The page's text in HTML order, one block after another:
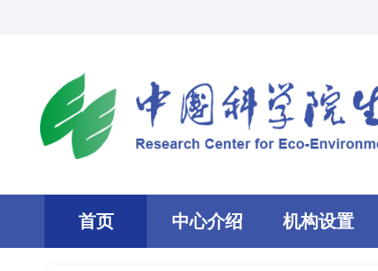
首页 中心介绍 机构设置